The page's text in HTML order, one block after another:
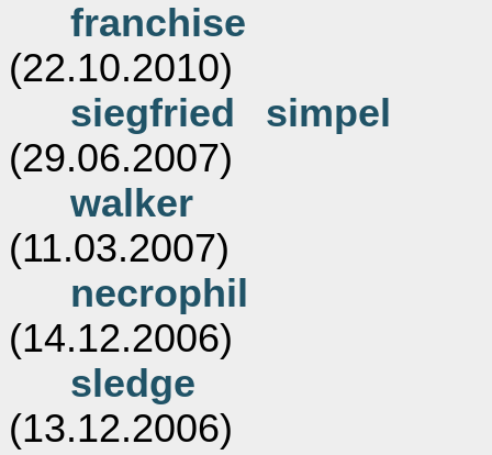
franchise
(22.10.2010)
siegfried simpel
(29.06.2007)
walker
(11.03.2007)
necrophil
(14.12.2006)
sledge
(13.12.2006)